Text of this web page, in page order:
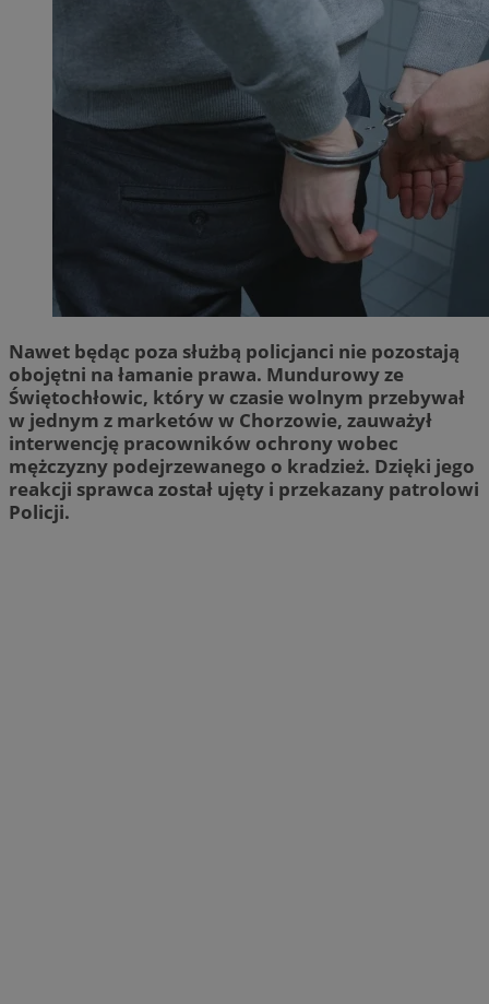
Nawet będąc poza służbą policjanci nie pozostają
obojętni na łamanie prawa. Mundurowy ze
Świętochłowic, który w czasie wolnym przebywał
w jednym z marketów w Chorzowie, zauważył
interwencję pracowników ochrony wobec
mężczyzny podejrzewanego o kradzież. Dzięki jego
reakcji sprawca został ujęty i przekazany patrolowi
Policji.